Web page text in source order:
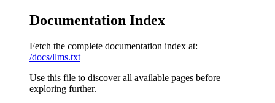
Documentation Index
Fetch the complete documentation index at:
/docs/llms.txt
Use this file to discover all available pages before
exploring further.